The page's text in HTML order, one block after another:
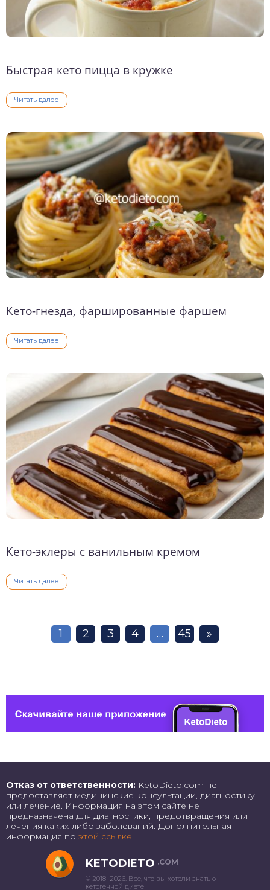
Быстрая кето пицца в кружке
Читать далее
Кето-гнезда, фаршированные фаршем
Читать далее
Кето-эклеры с ванильным кремом
Читать далее
1 2 3 4 … 45 »
Отказ от ответственности: KetoDieto.com не
предоставляет медицинские консультации, диагностику
или лечение. Информация на этом сайте не
предназначена для диагностики, предотвращения или
лечения каких-либо заболеваний. Дополнительная
информация по этой ссылке!
KETODIETO .COM
© 2018–2026. Все, что вы хотели знать о
кетогенной диете